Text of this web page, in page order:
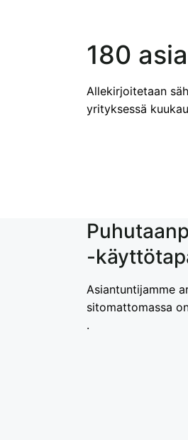
180
Allekirjoitetaan
yrityksessä
-
Asiantuntijamme
sitomattomassa
.